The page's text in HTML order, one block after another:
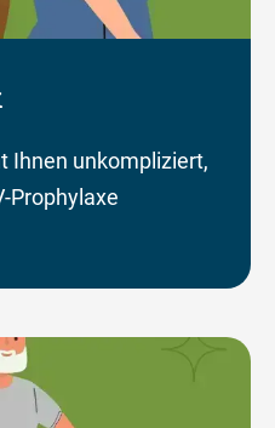
Ihnen unkompliziert,
Prophylaxe